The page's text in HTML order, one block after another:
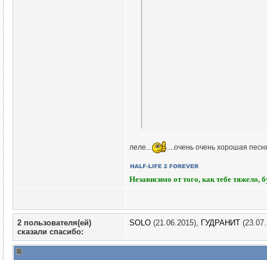
леле... ....очень очень хорошая
Независимо от того, как тебе тяжело,
2 пользователя(ей)
сказали cпасибо:
SOLO (21.06.2015), ГУДРАНИТ